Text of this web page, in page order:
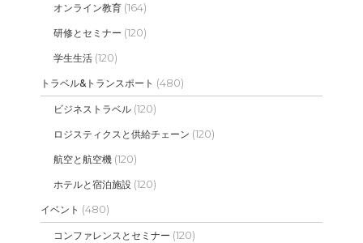
オンライン教育 (164)
研修とセミナー (120)
学生生活 (120)
トラベル&トランスポート (480)
ビジネストラベル (120)
ロジスティクスと供給チェーン (120)
航空と航空機 (120)
ホテルと宿泊施設 (120)
イベント (480)
コンファレンスとセミナー (120)